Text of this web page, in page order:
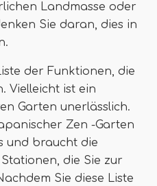
Landmasse oder
Sie daran, dies in
der Funktionen, die
Vielleicht ist ein
Garten unerlässlich.
Zen -Garten
und braucht die
die Sie zur
Sie diese Liste